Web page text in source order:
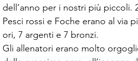
dell’anno per i nostri più piccoli.
Pesci rossi e Foche erano al via
ori, 7 argenti e 7 bronzi.
Gli allenatori erano molto